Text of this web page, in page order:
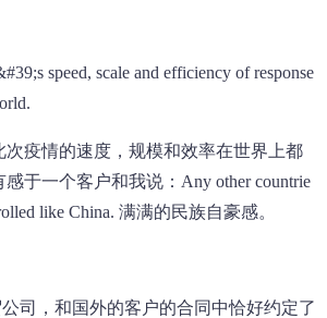
speed, scale and efficiency of response
疫情的速度，规模和效率在世界上都
于一个客户和我说：Any other countrie
like China. 满满的民族自豪感。
，和国外的客户的合同中恰好约定了